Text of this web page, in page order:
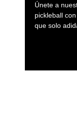
Únete a
pickleball
que solo